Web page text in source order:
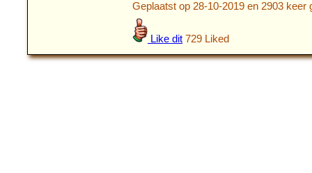
Geplaatst op 28-10-2019 en 2903 keer
Like dit 729 Liked